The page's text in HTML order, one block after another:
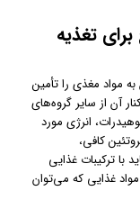
برای تغذیه
مواد مغذی را تأمین
آن از سایر گروه‌های
انرژی مورد
کافی،
با ترکیبات غذایی
غذایی که می‌توان